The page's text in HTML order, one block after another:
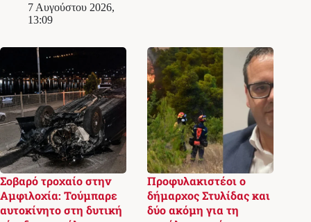
7 Αυγούστου 2026,
13:09
Σοβαρό τροχαίο στην
Αμφιλοχία: Τούμπαρε
αυτοκίνητο στη δυτική
Προφυλακιστέοι ο
δήμαρχος Στυλίδας και
δύο ακόμη για τη